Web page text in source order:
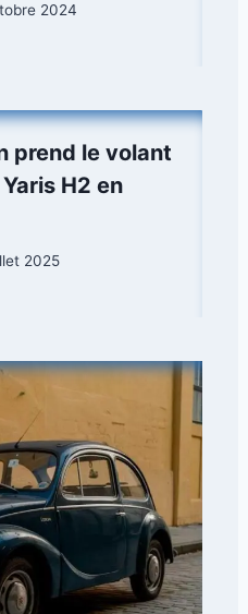
2024
prend le volant
H2 en
2025